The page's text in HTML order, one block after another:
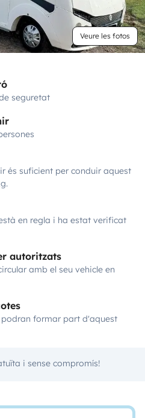
Veure les fotos
seguretat
és suficient per conduir aquest
en regla i ha estat verificat
autoritzats
amb el seu vehicle en
podran formar part d'aquest
i sense compromís!